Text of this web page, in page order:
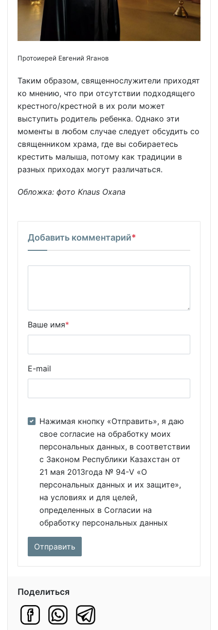
Протоиерей Евгений Яганов
Таким образом, священнослужители приходят
ко мнению, что при отсутствии подходящего
крестного/крестной в их роли может
выступить родитель ребенка. Однако эти
моменты в любом случае следует обсудить со
священником храма, где вы собираетесь
крестить малыша, потому как традиции в
разных приходах могут различаться.
Обложка: фото Knaus Oxana
Добавить комментарий*
Ваше имя*
E-mail
Нажимая кнопку «Отправить», я даю
свое согласие на обработку моих
персональных данных, в соответствии
с Законом Республики Казахстан от
21 мая 2013года № 94-V «О
персональных данных и их защите»,
на условиях и для целей,
определенных в Согласии на
обработку персональных данных
Поделиться